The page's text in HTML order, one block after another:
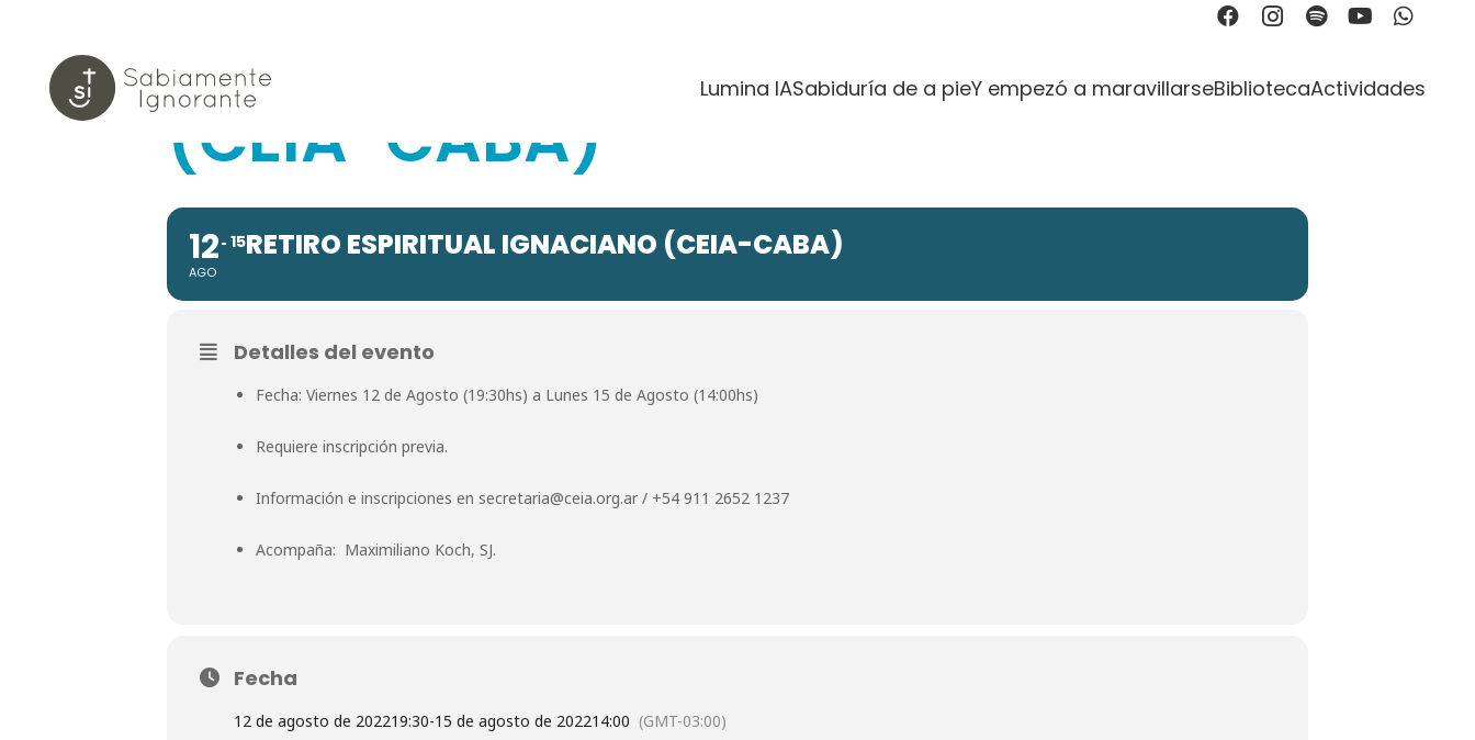
Lumina IASabiduría de a pieY empezó a maravillarseBibliotecaActividades
RETIRO ESPIRITUAL IGNACIANO
(CEIA-CABA)
12
AGO
15RETIRO ESPIRITUAL IGNACIANO (CEIA-CABA)
Detalles del evento
Fecha: Viernes 12 de Agosto (19:30hs) a Lunes 15 de Agosto (14:00hs)
Requiere inscripción previa.
Información e inscripciones en secretaria@ceia.org.ar / +54 911 2652 1237
Acompaña: Maximiliano Koch, SJ.
Fecha
12 de agosto de 202219:30-15 de agosto de 202214:00 (GMT-03:00)